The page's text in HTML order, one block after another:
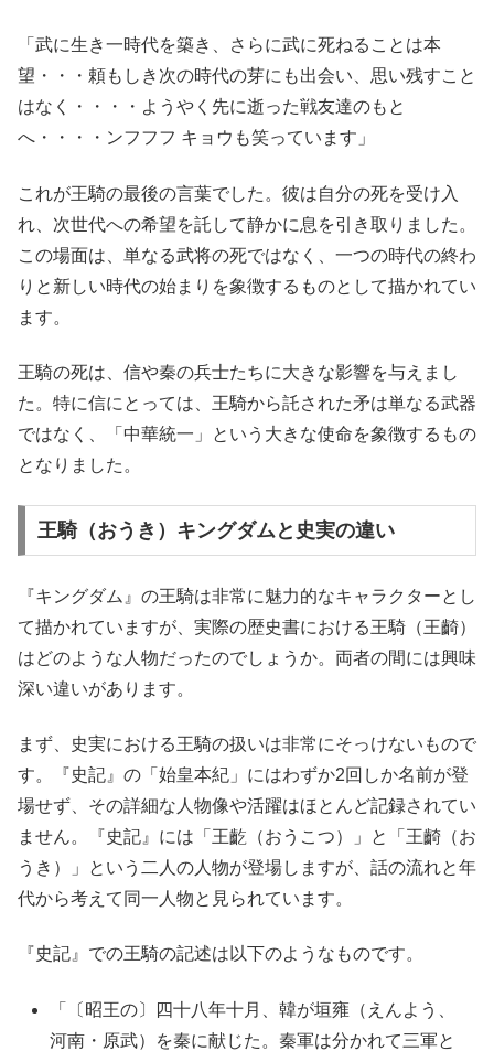
「武に生き一時代を築き、さらに武に死ねることは本
望・・・頼もしき次の時代の芽にも出会い、思い残すこと
はなく・・・・ようやく先に逝った戦友達のもと
へ・・・・ンフフフ キョウも笑っています」
これが王騎の最後の言葉でした。彼は自分の死を受け入
れ、次世代への希望を託して静かに息を引き取りました。
この場面は、単なる武将の死ではなく、一つの時代の終わ
りと新しい時代の始まりを象徴するものとして描かれてい
ます。
王騎の死は、信や秦の兵士たちに大きな影響を与えまし
た。特に信にとっては、王騎から託された矛は単なる武器
ではなく、「中華統一」という大きな使命を象徴するもの
となりました。
王騎（おうき）キングダムと史実の違い
『キングダム』の王騎は非常に魅力的なキャラクターとし
て描かれていますが、実際の歴史書における王騎（王齮）
はどのような人物だったのでしょうか。両者の間には興味
深い違いがあります。
まず、史実における王騎の扱いは非常にそっけないもので
す。『史記』の「始皇本紀」にはわずか2回しか名前が登
場せず、その詳細な人物像や活躍はほとんど記録されてい
ません。『史記』には「王齕（おうこつ）」と「王齮（お
うき）」という二人の人物が登場しますが、話の流れと年
代から考えて同一人物と見られています。
『史記』での王騎の記述は以下のようなものです。
「〔昭王の〕四十八年十月、韓が垣雍（えんよう、
河南・原武）を秦に献じた。秦軍は分かれて三軍と